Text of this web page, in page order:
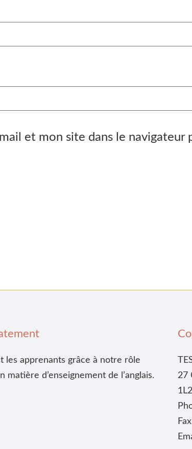
et mon site dans le navigateur
les apprenants grâce à notre rôle
matière d’enseignement de l’anglais.
27
1L2